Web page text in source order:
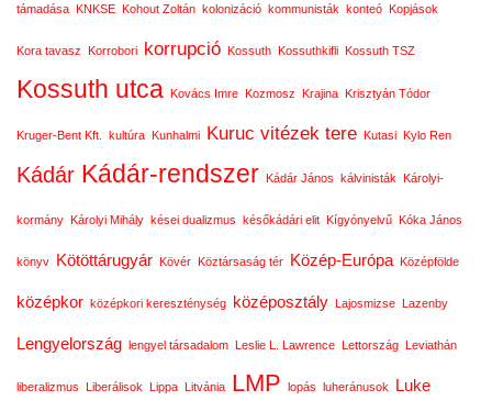
támadása KNKSE Kohout Zoltán kolonizáció kommunisták konteó Kopjások
Kora tavasz Korrobori korrupció Kossuth Kossuthkifli Kossuth TSZ
Kossuth utca Kovács Imre Kozmosz Krajina Krisztyán Tódor
Kruger-Bent Kft. kultúra Kunhalmi Kuruc vitézek tere Kutasi Kylo Ren
Kádár Kádár-rendszer Kádár János kálvinisták Károlyi-
kormány Károlyi Mihály kései dualizmus későkádári elit Kígyónyelvű Kóka János
könyv Kötöttárugyár Kövér Köztársaság tér Közép-Európa Középfölde
középkor középkori kereszténység középosztály Lajosmizse Lazenby
Lengyelország lengyel társadalom Leslie L. Lawrence Lettország Leviathán
liberalizmus Liberálisok Lippa Litvánia LMP lopás luheránusok Luke